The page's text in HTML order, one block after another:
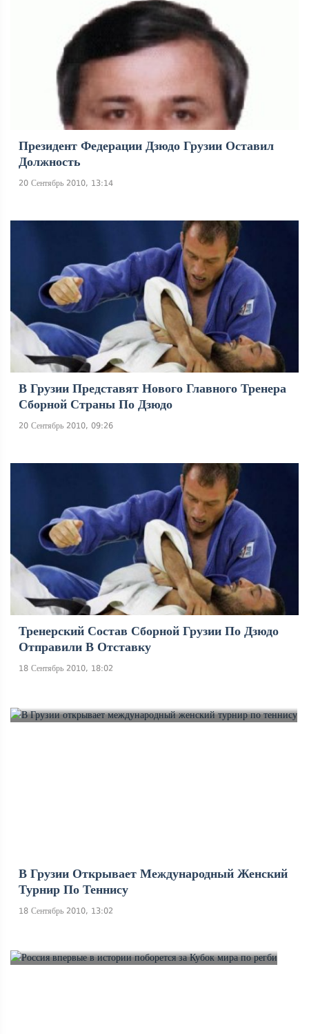
Президент Федерации Дзюдо Грузии Оставил
Должность
20 Сентябрь 2010, 13:14
В Грузии Представят Нового Главного Тренера
Сборной Страны По Дзюдо
20 Сентябрь 2010, 09:26
Тренерский Состав Сборной Грузии По Дзюдо
Отправили В Отставку
18 Сентябрь 2010, 18:02
В Грузии Открывает Международный Женский
Турнир По Теннису
18 Сентябрь 2010, 13:02